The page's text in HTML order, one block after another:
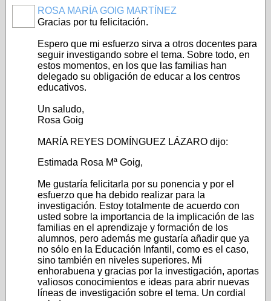
ROSA MARÍA GOIG MARTÍNEZ
Gracias por tu felicitación.
Espero que mi esfuerzo sirva a otros docentes para
seguir investigando sobre el tema. Sobre todo, en
estos momentos, en los que las familias han
delegado su obligación de educar a los centros
educativos.
Un saludo,
Rosa Goig
MARÍA REYES DOMÍNGUEZ LÁZARO dijo:
Estimada Rosa Mª Goig,
Me gustaría felicitarla por su ponencia y por el
esfuerzo que ha debido realizar para la
investigación. Estoy totalmente de acuerdo con
usted sobre la importancia de la implicación de las
familias en el aprendizaje y formación de los
alumnos, pero además me gustaría añadir que ya
no sólo en la Educación Infantil, como es el caso,
sino también en niveles superiores. Mi
enhorabuena y gracias por la investigación, aportas
valiosos conocimientos e ideas para abrir nuevas
líneas de investigación sobre el tema. Un cordial